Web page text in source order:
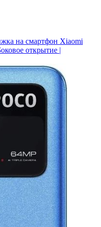
на смартфон Xiaomi
открытие |